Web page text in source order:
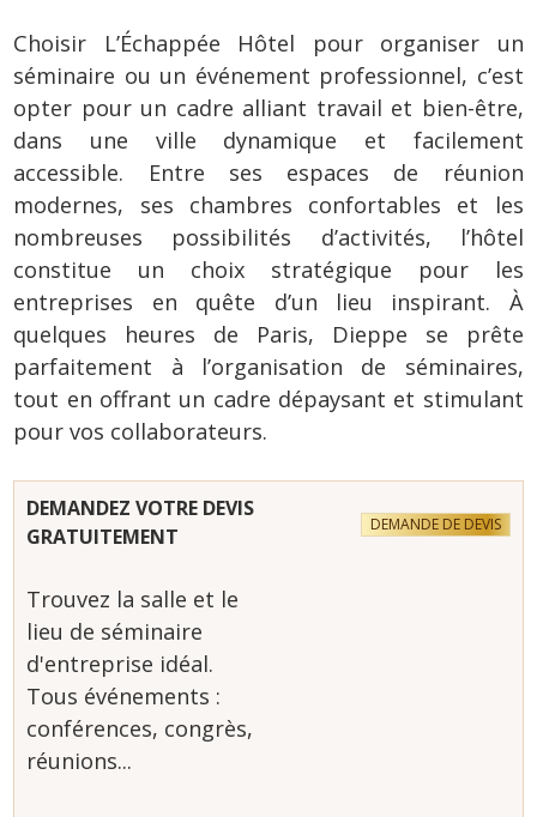
Choisir L’Échappée Hôtel pour organiser un
séminaire ou un événement professionnel, c’est
opter pour un cadre alliant travail et bien-être,
dans une ville dynamique et facilement
accessible. Entre ses espaces de réunion
modernes, ses chambres confortables et les
nombreuses possibilités d’activités, l’hôtel
constitue un choix stratégique pour les
entreprises en quête d’un lieu inspirant. À
quelques heures de Paris, Dieppe se prête
parfaitement à l’organisation de séminaires,
tout en offrant un cadre dépaysant et stimulant
pour vos collaborateurs.
DEMANDEZ VOTRE DEVIS
GRATUITEMENT
Trouvez la salle et le
lieu de séminaire
d'entreprise idéal.
Tous événements :
conférences, congrès,
réunions...
DEMANDE DE DEVIS